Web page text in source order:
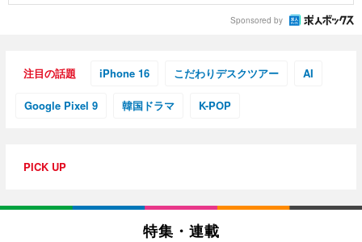
Sponsored by
注目の話題 iPhone 16 こだわりデスクツアー AI
Google Pixel 9 韓国ドラマ K-POP
PICK UP
特集・連載